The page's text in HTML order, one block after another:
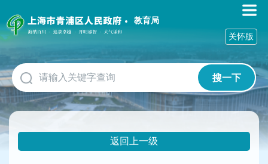
障
碍
作
说
明
跳
到
网
教育局
搜一下
关怀版
返回上一级